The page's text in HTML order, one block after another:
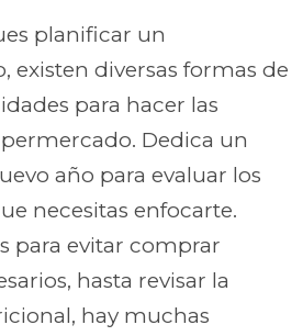
planificar un
existen diversas formas de
para hacer las
Dedica un
año para evaluar los
necesitas enfocarte.
para evitar comprar
hasta revisar la
hay muchas